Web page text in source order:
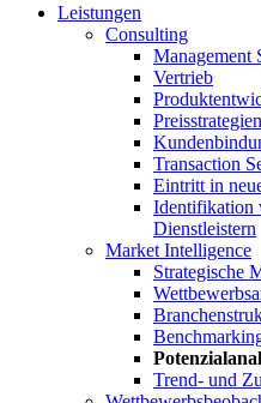
Leistungen
Consulting
Management
Vertrieb
Transaction
Eintritt in
Identifikation
Dienstleistern
Market Intelligence
Strategische
Trend- und